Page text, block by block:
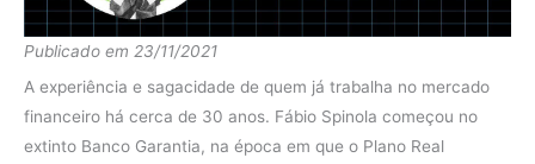
2020 Ibov 2.78%
2019
Fundo 32.25%
Ibov 24.46%
Publicado em 23/11/2021
A experiência e sagacidade de quem já trabalha no mercado
financeiro há cerca de 30 anos. Fábio Spinola começou no
extinto Banco Garantia, na época em que o Plano Real